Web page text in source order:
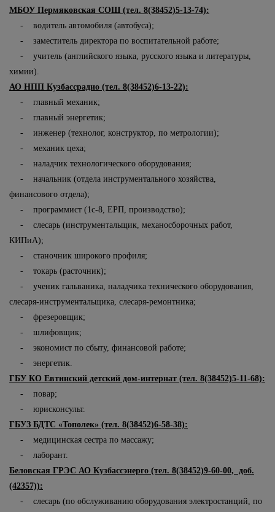
МБОУ Пермяковская СОШ (тел. 8(38452)5-13-74):
- водитель автомобиля (автобуса);
- заместитель директора по воспитательной работе;
- учитель (английского языка, русского языка и литературы,
химии).
АО НПП Кузбассрадио (тел. 8(38452)6-13-22):
- главный механик;
- главный энергетик;
- инженер (технолог, конструктор, по метрологии);
- механик цеха;
- наладчик технологического оборудования;
- начальник (отдела инструментального хозяйства,
финансового отдела);
- программист (1с-8, ЕРП, производство);
- слесарь (инструментальщик, механосборочных работ,
КИПиА);
- станочник широкого профиля;
- токарь (расточник);
- ученик гальваника, наладчика технического оборудования,
слесаря-инструментальщика, слесаря-ремонтника;
- фрезеровщик;
- шлифовщик;
- экономист по сбыту, финансовой работе;
- энергетик.
ГБУ КО Евтинский детский дом-интернат (тел. 8(38452)5-11-68):
- повар;
- юрисконсульт.
ГБУЗ БДТС «Тополек» (тел. 8(38452)6-58-38):
- медицинская сестра по массажу;
- лаборант.
Беловская ГРЭС АО Кузбассэнерго (тел. 8(38452)9-60-00, доб.
(42357)):
- слесарь (по обслуживанию оборудования электростанций, по